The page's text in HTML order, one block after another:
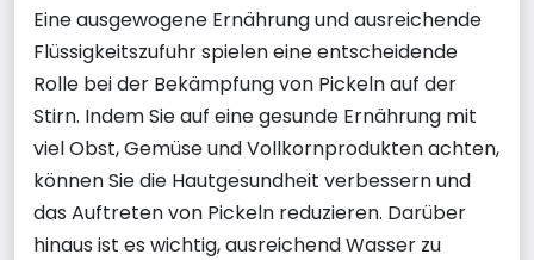
Eine ausgewogene Ernährung und ausreichende
Flüssigkeitszufuhr spielen eine entscheidende
Rolle bei der Bekämpfung von Pickeln auf der
Stirn. Indem Sie auf eine gesunde Ernährung mit
viel Obst, Gemüse und Vollkornprodukten achten,
können Sie die Hautgesundheit verbessern und
das Auftreten von Pickeln reduzieren. Darüber
hinaus ist es wichtig, ausreichend Wasser zu